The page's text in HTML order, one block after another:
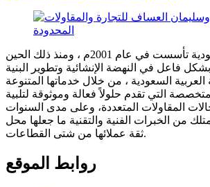
هي شركة سعودية تأسست في عام 2001م ، ومنذ ذلك الحين
فاعل في النهضة الإنشائية وتطوير البنية
العربية السعودية ، من خلال خدماتها المتنوعة
التي تقدم حلولاً فعالة وموثوقة لتلبية
المقاولات المتعددة، وعلى مدى السنوات
من الخبرات الفنية والتقنية ما جعلها محل
ثقة عملائها من شتى القطاعات.
روابط الموقع